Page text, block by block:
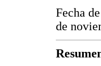
Fecha
de